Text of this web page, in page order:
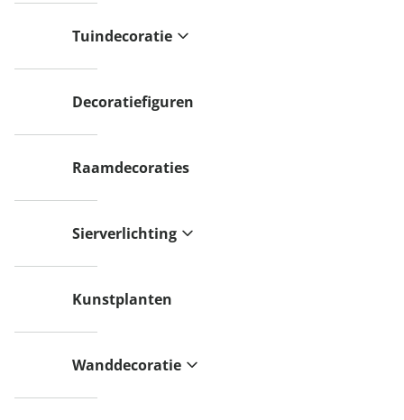
Tuindecoratie
Decoratiefiguren
Raamdecoraties
Sierverlichting
Kunstplanten
Wanddecoratie